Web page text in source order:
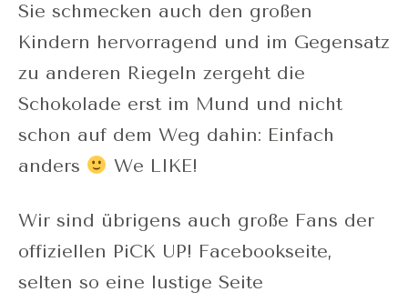
Sie schmecken auch den großen
Kindern hervorragend und im Gegensatz
zu anderen Riegeln zergeht die
Schokolade erst im Mund und nicht
schon auf dem Weg dahin: Einfach
anders
We LIKE!
Wir sind übrigens auch große Fans der
offiziellen PiCK UP! Facebookseite,
selten so eine lustige Seite